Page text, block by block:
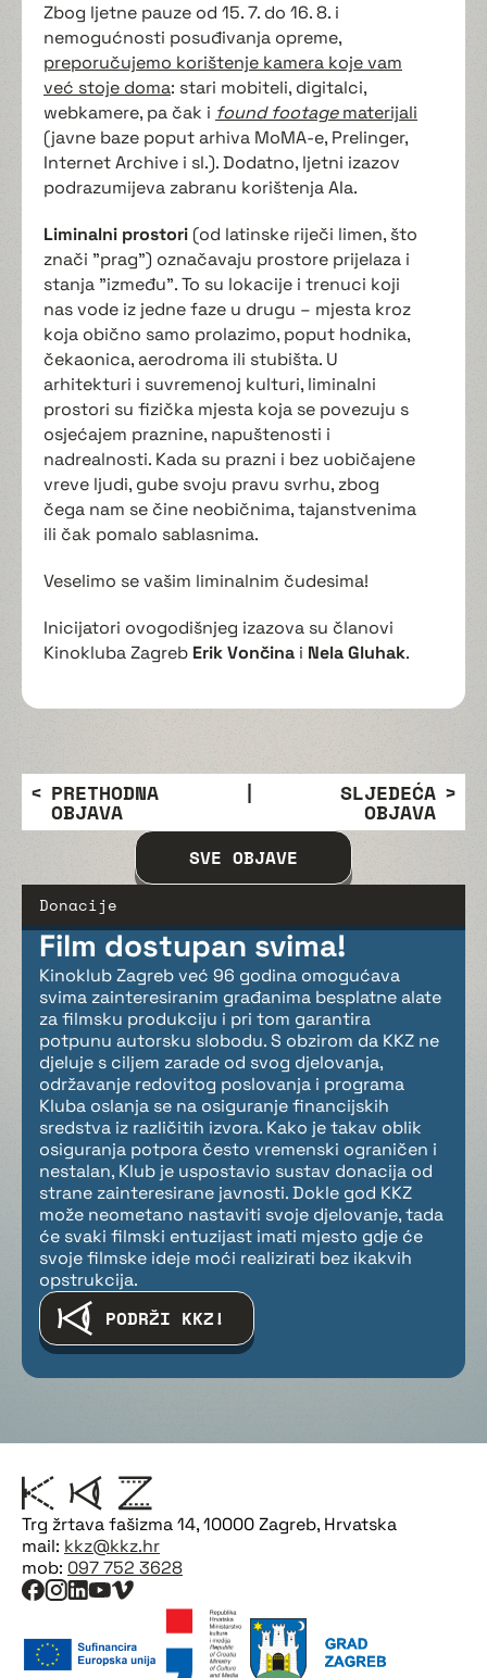
Zbog ljetne pauze od 15. 7. do 16. 8. i
nemogućnosti posuđivanja opreme,
preporučujemo korištenje kamera koje vam
već stoje doma: stari mobiteli, digitalci,
webkamere, pa čak i found footagematerijali
(javne baze poput arhiva MoMA-e, Prelinger,
Internet Archive i sl.). Dodatno, ljetni izazov
podrazumijeva zabranu korištenja AIa.
Liminalni prostori (od latinske riječi limen, što
znači "prag") označavaju prostore prijelaza i
stanja "između". To su lokacije i trenuci koji
nas vode iz jedne faze u drugu – mjesta kroz
koja obično samo prolazimo, poput hodnika,
čekaonica, aerodroma ili stubišta. U
arhitekturi i suvremenoj kulturi, liminalni
prostori su fizička mjesta koja se povezuju s
osjećajem praznine, napuštenosti i
nadrealnosti. Kada su prazni i bez uobičajene
vreve ljudi, gube svoju pravu svrhu, zbog
čega nam se čine neobičnima, tajanstvenima
ili čak pomalo sablasnima.
Veselimo se vašim liminalnim čudesima!
Inicijatori ovogodišnjeg izazova su članovi
Kinokluba Zagreb Erik Vončina i NelaGluhak.
PRETHODNA
OBJAVA
| SLJEDEĆA
OBJAVA
SVE OBJAVE
Donacije
Film dostupan svima!
Kinoklub Zagreb već 96 godina omogućava
svima zainteresiranim građanima besplatne alate
za filmsku produkciju i pri tom garantira
potpunu autorsku slobodu. S obzirom da KKZ ne
djeluje s ciljem zarade od svog djelovanja,
održavanje redovitog poslovanja i programa
Kluba oslanja se na osiguranje financijskih
sredstva iz različitih izvora. Kako je takav oblik
osiguranja potpora često vremenski ograničen i
nestalan, Klub je uspostavio sustav donacija od
strane zainteresirane javnosti. Dokle god KKZ
može neometano nastaviti svoje djelovanje, tada
će svaki filmski entuzijast imati mjesto gdje će
svoje filmske ideje moći realizirati bez ikakvih
opstrukcija.
PODRŽI KKZ!
Trg žrtava fašizma 14, 10000 Zagreb, Hrvatska
mail: kkz@kkz.hr
mob: 097 752 3628